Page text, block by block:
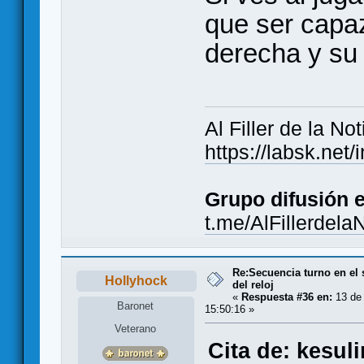
que ser
derecha y
Al Filler de la
https://labsk.net/
Grupo difusión
t.me/
Hollyhock
Baronet
Veterano
Re:Secuencia turno en el
del reloj
« Respuesta #36 en: 13
15:50:16 »
Cita de: